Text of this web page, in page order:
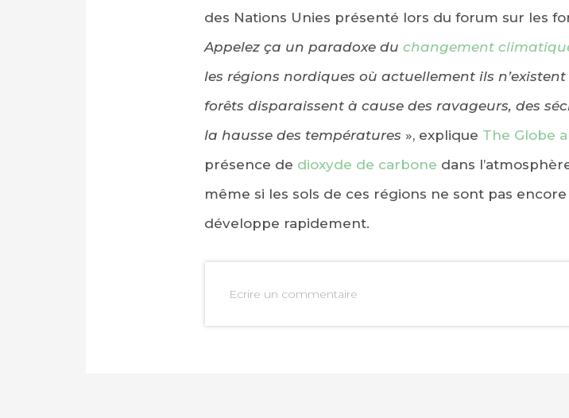
des Nations Unies présenté lors du forum sur les
Appelez ça un paradoxe du changement
les régions nordiques où actuellement ils
forêts disparaissent à cause des ravageurs, des
la hausse des températures », explique The Globe
présence de dioxyde de carbone dans
même si les sols de ces régions ne sont pas
développe rapidement.
Ecrire un commentaire